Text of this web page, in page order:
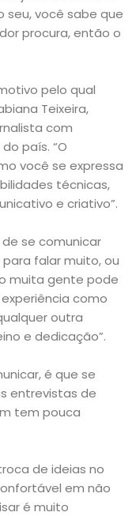
seu, você sabe que
procura, então o
pelo qual
Teixeira,
com
país. “O
você se expressa
técnicas,
e criativo”.
se comunicar
falar muito, ou
muita gente pode
como
outra
e dedicação”.
é que se
entrevistas de
tem pouca
de ideias no
em não
é muito